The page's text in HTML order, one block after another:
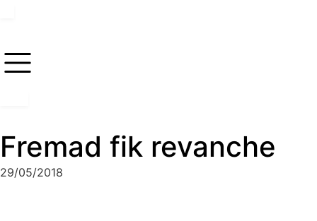
Fremad fik revanche
29/05/2018